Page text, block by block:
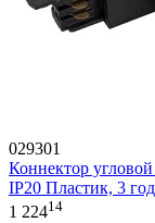
029301
Коннектор
IP20 Пластик, 3
1 22414